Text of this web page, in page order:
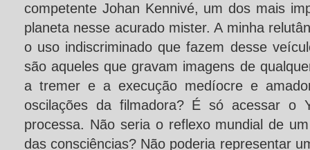
competente Johan Kennivé, um dos mais
planeta nesse acurado mister. A minha
o uso indiscriminado que fazem desse
são aqueles que gravam imagens de
a tremer e a execução medíocre e
oscilações da filmadora? É só acessar o
processa. Não seria o reflexo mundial de um
das consciências? Não poderia representar